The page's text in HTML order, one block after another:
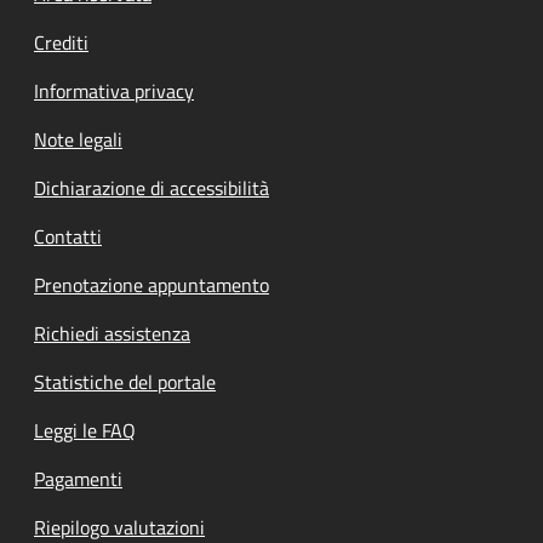
Crediti
Informativa privacy
Note legali
Dichiarazione di accessibilità
Contatti
Prenotazione appuntamento
Richiedi assistenza
Statistiche del portale
Leggi le FAQ
Pagamenti
Riepilogo valutazioni